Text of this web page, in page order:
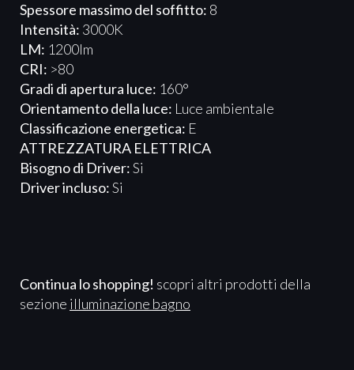
Spessore massimo del soffitto: 8
Intensità: 3000K
LM: 1200lm
CRI: >80
Gradi di apertura luce: 160°
Orientamento della luce: Luce ambientale
Classificazione energetica: E
ATTREZZATURA ELETTRICA​​​
Bisogno di Driver:Si
Driver incluso:Si
Continua lo shopping! scopri altri prodotti della
sezione illuminazione bagno